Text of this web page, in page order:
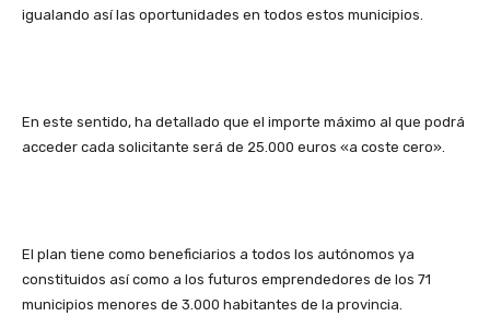
igualando así las oportunidades en todos estos municipios.
En este sentido, ha detallado que el importe máximo al que podrá
acceder cada solicitante será de 25.000 euros «a coste cero».
El plan tiene como beneficiarios a todos los autónomos ya
constituidos así como a los futuros emprendedores de los 71
municipios menores de 3.000 habitantes de la provincia.